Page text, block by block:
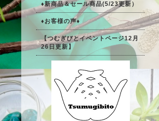
♦新商品＆セール商品(5/23更新）
♦お客様の声♦
【つむぎびとイベントページ12月
26日更新】